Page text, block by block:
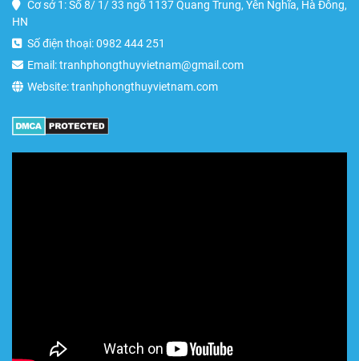
Cơ sở 1: Số 8/ 1/ 33 ngõ 1137 Quang Trung, Yên Nghĩa, Hà Đông,
HN
Số điện thoại: 0982 444 251
Email: tranhphongthuyvietnam@gmail.com
Website: tranhphongthuyvietnam.com